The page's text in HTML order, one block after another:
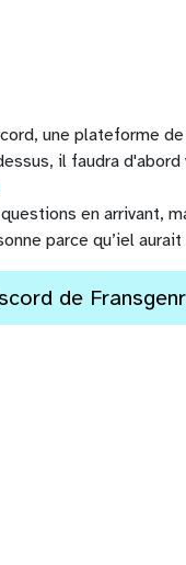
une plateforme
il faudra
en arrivant,
parce qu’iel aurait
de